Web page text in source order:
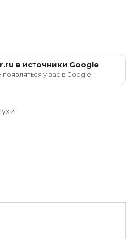
в источники Google
у вас в Google.